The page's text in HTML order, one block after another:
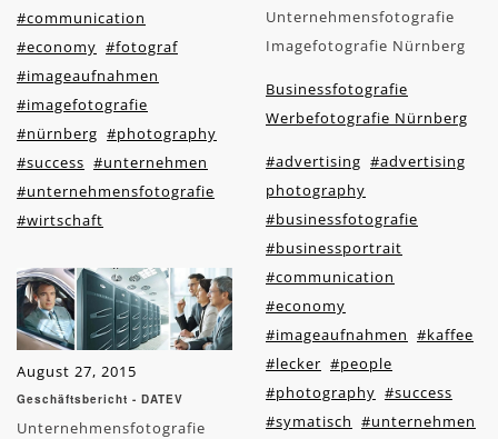
#communication
#economy #fotograf
#imageaufnahmen
#imagefotografie
#nürnberg #photography
#success #unternehmen
#unternehmensfotografie
#wirtschaft
August 27, 2015
Geschäftsbericht - DATEV
Unternehmensfotografie
Unternehmensfotografie
Imagefotografie Nürnberg
Businessfotografie
Werbefotografie Nürnberg
#advertising #advertising
photography
#businessfotografie
#businessportrait
#communication
#economy
#imageaufnahmen #kaffee
#lecker #people
#photography #success
#symatisch #unternehmen